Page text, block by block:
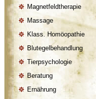
Magnetfeldtherapie
Massage
Klass. Homöopathie
Blutegelbehandlung
Tierpsychologie
Beratung
Ernährung